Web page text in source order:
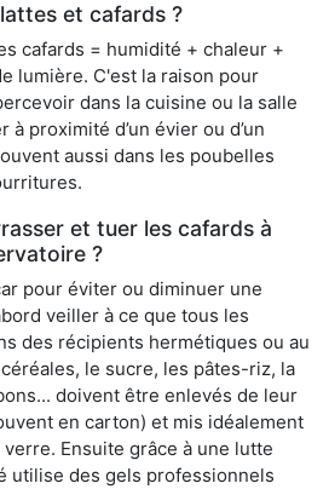
et cafards ?
cafards = humidité + chaleur +
lumière. C'est la raison pour
dans la cuisine ou la salle
à proximité d’un évier ou d’un
aussi dans les poubelles
et tuer les cafards à
?
pour éviter ou diminuer une
veiller à ce que tous les
des récipients hermétiques ou au
le sucre, les pâtes-riz, la
doivent être enlevés de leur
en carton) et mis idéalement
Ensuite grâce à une lutte
utilise des gels professionnels